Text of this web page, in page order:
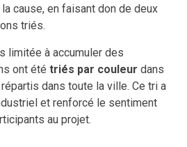
la cause, en faisant don de deux
triés.
limitée à accumuler des
ont été triés par couleur dans
dans toute la ville. Ce tri a
et renforcé le sentiment
au projet.